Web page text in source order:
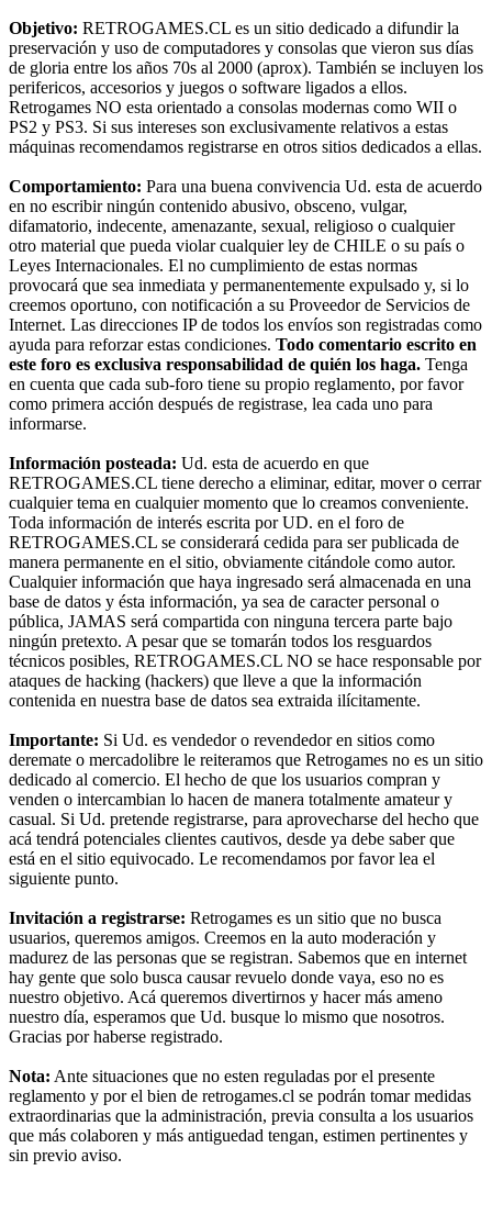
Objetivo: RETROGAMES.CL es un sitio dedicado a difundir la
preservación y uso de computadores y consolas que vieron sus días
de gloria entre los años 70s al 2000 (aprox). También se incluyen los
perifericos, accesorios y juegos o software ligados a ellos.
Retrogames NO esta orientado a consolas modernas como WII o
PS2 y PS3. Si sus intereses son exclusivamente relativos a estas
máquinas recomendamos registrarse en otros sitios dedicados a ellas.
Comportamiento: Para una buena convivencia Ud. esta de acuerdo
en no escribir ningún contenido abusivo, obsceno, vulgar,
difamatorio, indecente, amenazante, sexual, religioso o cualquier
otro material que pueda violar cualquier ley de CHILE o su país o
Leyes Internacionales. El no cumplimiento de estas normas
provocará que sea inmediata y permanentemente expulsado y, si lo
creemos oportuno, con notificación a su Proveedor de Servicios de
Internet. Las direcciones IP de todos los envíos son registradas como
ayuda para reforzar estas condiciones. Todo comentario escrito en
este foro es exclusiva responsabilidad de quién los haga. Tenga
en cuenta que cada sub-foro tiene su propio reglamento, por favor
como primera acción después de registrase, lea cada uno para
informarse.
Información posteada: Ud. esta de acuerdo en que
RETROGAMES.CL tiene derecho a eliminar, editar, mover o cerrar
cualquier tema en cualquier momento que lo creamos conveniente.
Toda información de interés escrita por UD. en el foro de
RETROGAMES.CL se considerará cedida para ser publicada de
manera permanente en el sitio, obviamente citándole como autor.
Cualquier información que haya ingresado será almacenada en una
base de datos y ésta información, ya sea de caracter personal o
pública, JAMAS será compartida con ninguna tercera parte bajo
ningún pretexto. A pesar que se tomarán todos los resguardos
técnicos posibles, RETROGAMES.CL NO se hace responsable por
ataques de hacking (hackers) que lleve a que la información
contenida en nuestra base de datos sea extraida ilícitamente.
Importante: Si Ud. es vendedor o revendedor en sitios como
deremate o mercadolibre le reiteramos que Retrogames no es un sitio
dedicado al comercio. El hecho de que los usuarios compran y
venden o intercambian lo hacen de manera totalmente amateur y
casual. Si Ud. pretende registrarse, para aprovecharse del hecho que
acá tendrá potenciales clientes cautivos, desde ya debe saber que
está en el sitio equivocado. Le recomendamos por favor lea el
siguiente punto.
Invitación a registrarse: Retrogames es un sitio que no busca
usuarios, queremos amigos. Creemos en la auto moderación y
madurez de las personas que se registran. Sabemos que en internet
hay gente que solo busca causar revuelo donde vaya, eso no es
nuestro objetivo. Acá queremos divertirnos y hacer más ameno
nuestro día, esperamos que Ud. busque lo mismo que nosotros.
Gracias por haberse registrado.
Nota: Ante situaciones que no esten reguladas por el presente
reglamento y por el bien de retrogames.cl se podrán tomar medidas
extraordinarias que la administración, previa consulta a los usuarios
que más colaboren y más antiguedad tengan, estimen pertinentes y
sin previo aviso.